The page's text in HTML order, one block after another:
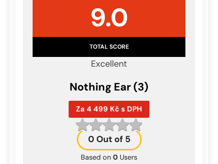
9.0
TOTAL SCORE
Excellent
Nothing Ear (3)
Za 4 499 Kč s DPH
0 Out of 5
Based on 0 Users